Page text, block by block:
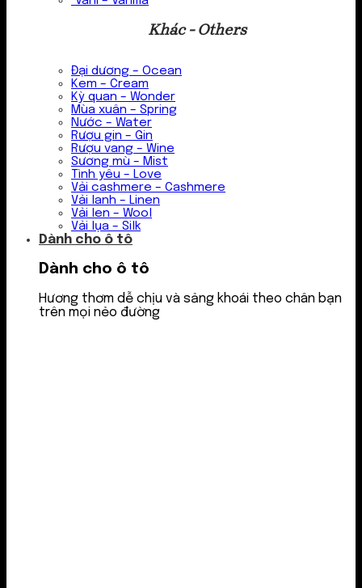
Khác - Others
Đại dương – Ocean
Kem – Cream
Kỳ quan – Wonder
Mùa xuân – Spring
Nước – Water
Rượu gin – Gin
Rượu vang – Wine
Sương mù – Mist
Tình yêu – Love
Vải cashmere – Cashmere
Vải lanh – Linen
Vải len – Wool
Vải lụa – Silk
Dành cho ô tô
Dành cho ô tô
Hương thơm dễ chịu và sảng khoái theo chân bạn
trên mọi nẻo đường